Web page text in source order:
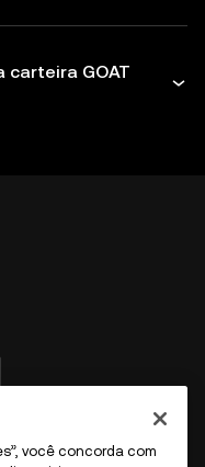
carteira GOAT
você concorda com